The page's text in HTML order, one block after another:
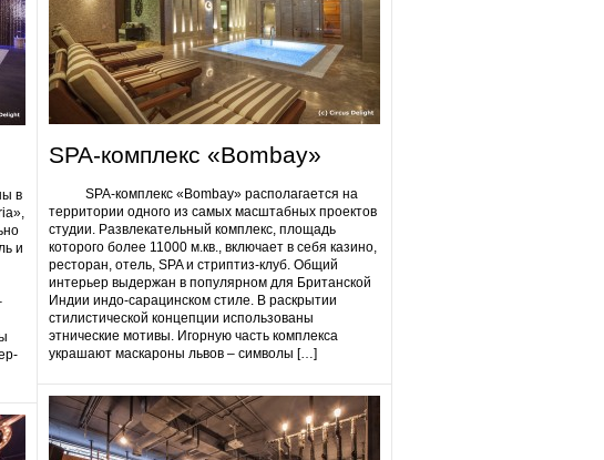
в
и
SPA-комплекс «Bombay»
SPA-комплекс «Bombay» располагается на
территории одного из самых масштабных проектов
студии. Развлекательный комплекс, площадь
которого более 11000 м.кв., включает в себя казино,
ресторан, отель, SPA и стриптиз-клуб. Общий
интерьер выдержан в популярном для Британской
Индии индо-сарацинском стиле. В раскрытии
стилистической концепции использованы
этнические мотивы. Игорную часть комплекса
украшают маскароны львов – символы […]